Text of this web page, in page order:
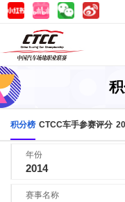
积分榜 CTCC车手参赛评分
年份
2014
赛事名称